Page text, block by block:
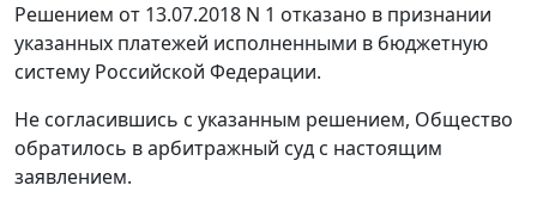
Решением от 13.07.2018 N 1 отказано в признании
указанных платежей исполненными в бюджетную
систему Российской Федерации.
Не согласившись с указанным решением, Общество
обратилось в арбитражный суд с настоящим
заявлением.